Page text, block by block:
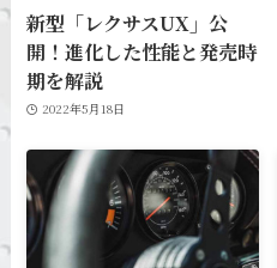
新型「レクサスUX」公
開！進化した性能と発売時
期を解説
2022年5月18日